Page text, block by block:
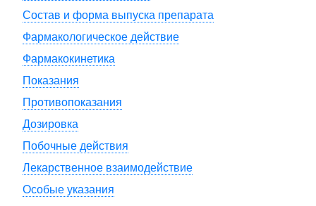
Состав и форма выпуска препарата
Фармакологическое действие
Фармакокинетика
Показания
Противопоказания
Дозировка
Побочные действия
Лекарственное взаимодействие
Особые указания